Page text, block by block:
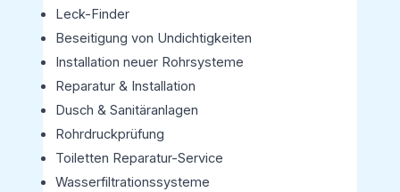
Leck-Finder
Beseitigung von Undichtigkeiten
Installation neuer Rohrsysteme
Reparatur & Installation
Dusch & Sanitäranlagen
Rohrdruckprüfung
Toiletten Reparatur-Service
Wasserfiltrationssysteme